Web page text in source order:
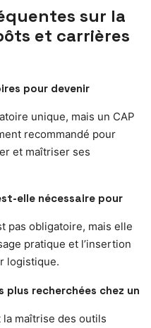
sur la
et carrières
pour devenir
unique, mais un CAP
recommandé pour
et maîtriser ses
elle nécessaire pour
pas obligatoire, mais elle
pratique et l’insertion
logistique.
plus recherchées chez un
maîtrise des outils